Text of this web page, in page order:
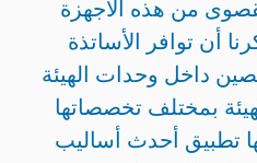
من هذه الأجهزة
أن توافر الأساتذة
داخل وحدات الهيئة
بمختلف تخصصاتها
تطبيق أحدث أساليب